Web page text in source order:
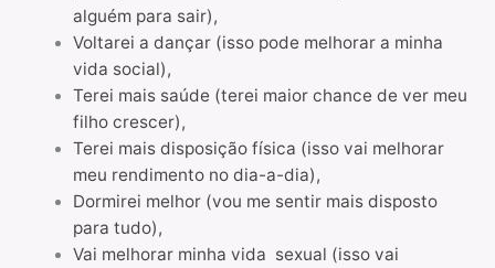
alguém para sair),
Voltarei a dançar (isso pode melhorar a minha
vida social),
Terei mais saúde (terei maior chance de ver meu
filho crescer),
Terei mais disposição física (isso vai melhorar
meu rendimento no dia-a-dia),
Dormirei melhor (vou me sentir mais disposto
para tudo),
Vai melhorar minha vida sexual (isso vai